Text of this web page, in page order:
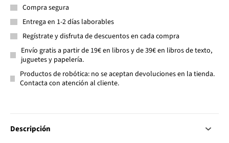
Compra segura
Entrega en 1-2 días laborables
Regístrate y disfruta de descuentos en cada compra
Envío gratis a partir de 19€ en libros y de 39€ en libros de texto,
juguetes y papelería.
Productos de robótica: no se aceptan devoluciones en la tienda.
Contacta con atención al cliente.
Descripción